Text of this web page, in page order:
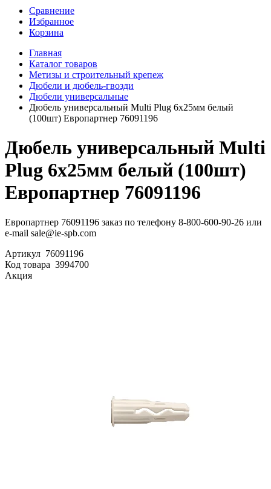
Сравнение
Избранное
Корзина
Главная
Каталог товаров
Метизы и строительный крепеж
Дюбели и дюбель-гвозди
Дюбели универсальные
Дюбель универсальный Multi Plug 6x25мм белый
(100шт) Европартнер 76091196
Дюбель универсальный Multi
Plug 6x25мм белый (100шт)
Европартнер 76091196
Европартнер 76091196 заказ по телефону 8-800-600-90-26 или
e-mail sale@ie-spb.com
Артикул 76091196
Код товара 3994700
Акция